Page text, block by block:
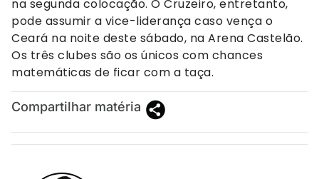
na segunda colocação. O Cruzeiro, entretanto,
pode assumir a vice-liderança caso vença o
Ceará na noite deste sábado, na Arena Castelão.
Os três clubes são os únicos com chances
matemáticas de ficar com a taça.
Compartilhar matéria